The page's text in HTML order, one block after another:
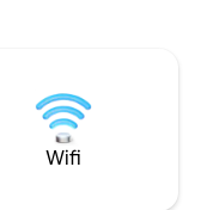
bjuder in dig att
"vara", att gå
återförenas med
är som bäst.
Wifi